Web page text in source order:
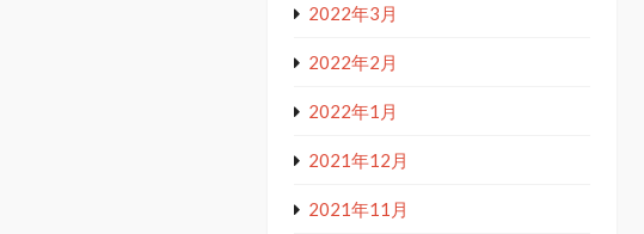
2022年3月
2022年2月
2022年1月
2021年12月
2021年11月